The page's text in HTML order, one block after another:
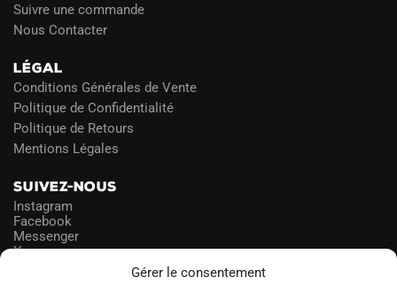
Gérer le consentement
Suivre une commande
Nous Contacter
LÉGAL
Conditions Générales de Vente
Politique de Confidentialité
Politique de Retours
Mentions Légales
SUIVEZ-NOUS
Instagram
Facebook
Messenger
X